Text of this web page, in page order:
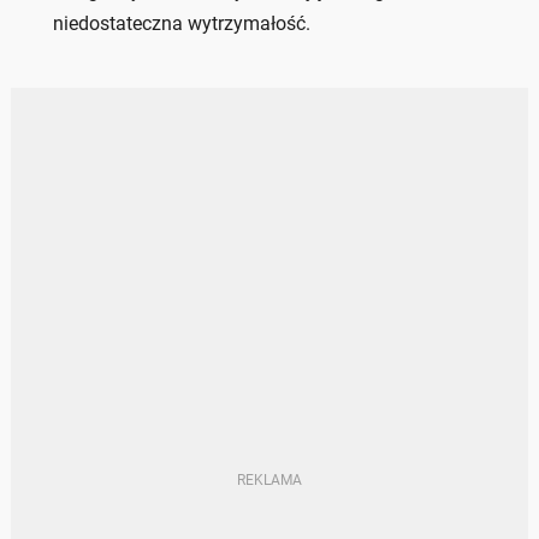
niedostateczna wytrzymałość.